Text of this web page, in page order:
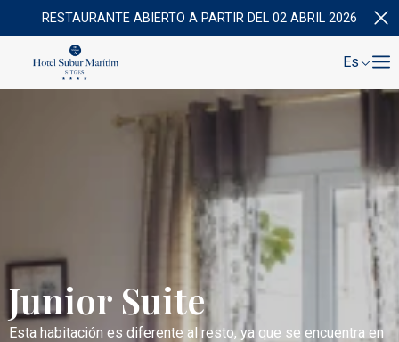
RESTAURANTE ABIERTO A PARTIR DEL 02 ABRIL 2026
Es
Junior Suite
Esta habitación es diferente al resto, ya que se encuentra en